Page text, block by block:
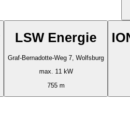
LSW Energie
Graf-Bernadotte-Weg 7, Wolfsburg
max. 11 kW
755 m